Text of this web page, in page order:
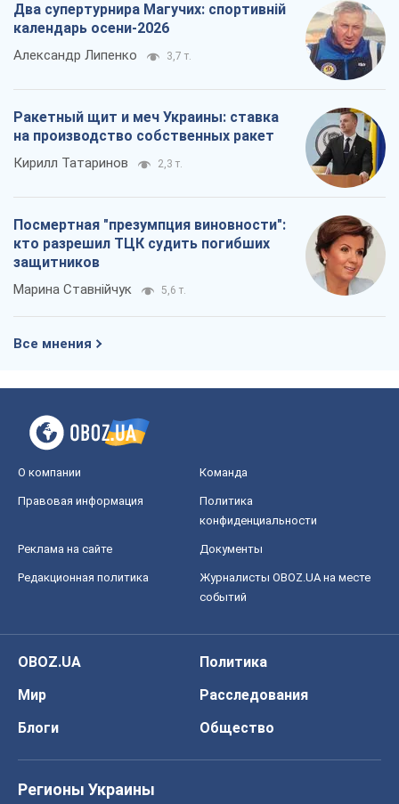
Два супертурнира Магучих: спортивній
календарь осени-2026
Александр Липенко 3,7 т.
Ракетный щит и меч Украины: ставка
на производство собственных ракет
Кирилл Татаринов 2,3 т.
Посмертная "презумпция виновности":
кто разрешил ТЦК судить погибших
защитников
Марина Ставнійчук 5,6 т.
Все мнения
О компании Команда
Правовая информация
Политика
конфиденциальности
Реклама на сайте Документы
Редакционная политика
Журналисты OBOZ.UA на месте
событий
OBOZ.UA
Политика
Мир
Расследования
Блоги
Общество
Регионы Украины